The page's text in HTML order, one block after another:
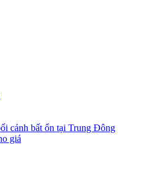
cảnh bất ổn tại Trung Đông
giá